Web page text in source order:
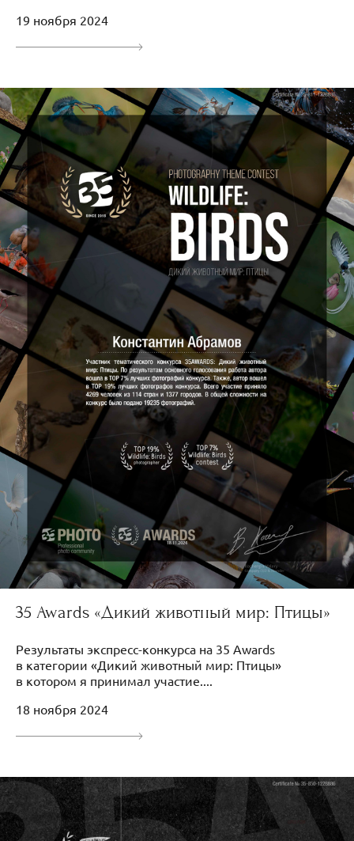
19 ноября 2024
35 Awards «Дикий животный мир: Птицы»
Результаты экспресс-конкурса на 35 Awards
в категории «Дикий животный мир: Птицы»
в котором я принимал участие....
18 ноября 2024